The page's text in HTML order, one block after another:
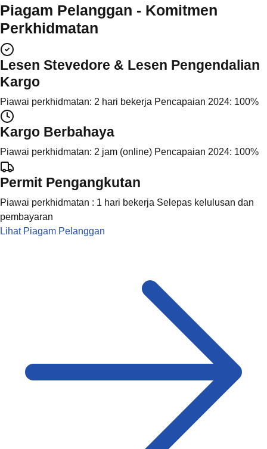
Piagam Pelanggan - Komitmen
Perkhidmatan
Lesen Stevedore & Lesen Pengendalian
Kargo
Piawai perkhidmatan: 2 hari bekerja Pencapaian 2024: 100%
Kargo Berbahaya
Piawai perkhidmatan: 2 jam (online) Pencapaian 2024: 100%
Permit Pengangkutan
Piawai perkhidmatan : 1 hari bekerja Selepas kelulusan dan
pembayaran
Lihat Piagam Pelanggan